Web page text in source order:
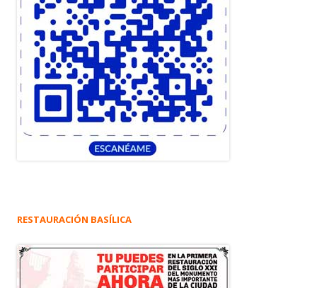
RESTAURACIÓN BASÍLICA